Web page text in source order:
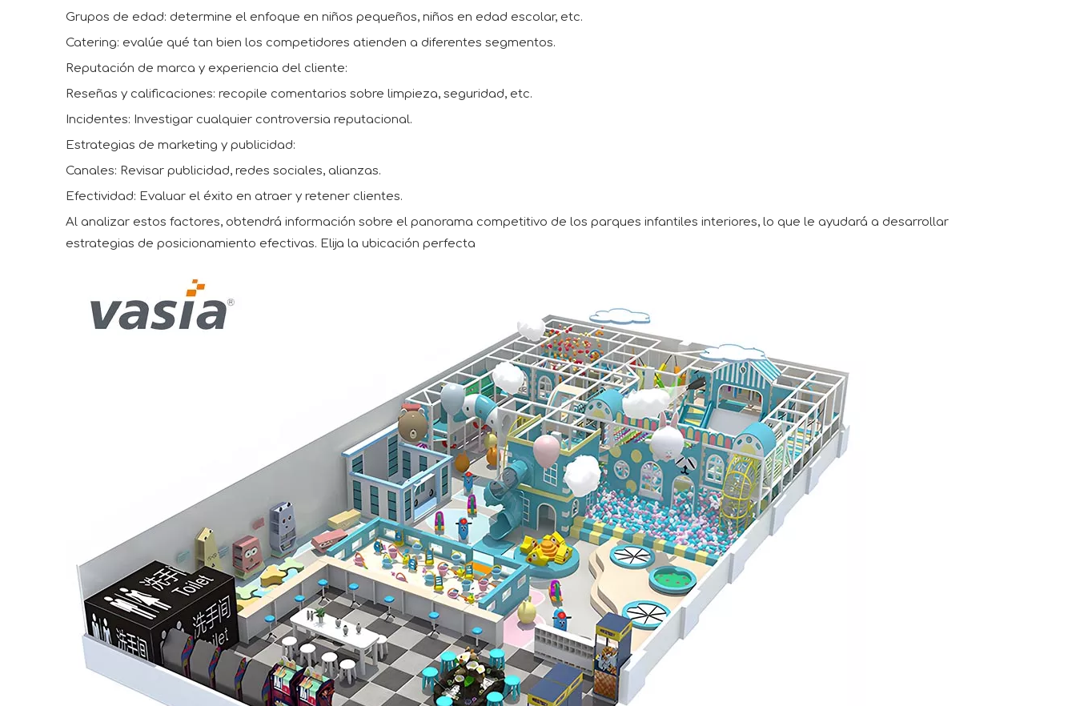
Grupos de edad: determine el enfoque en niños pequeños, niños en edad escolar, etc.
Catering: evalúe qué tan bien los competidores atienden a diferentes segmentos.
Reputación de marca y experiencia del cliente:
Reseñas y calificaciones: recopile comentarios sobre limpieza, seguridad, etc.
Incidentes: Investigar cualquier controversia reputacional.
Estrategias de marketing y publicidad:
Canales: Revisar publicidad, redes sociales, alianzas.
Efectividad: Evaluar el éxito en atraer y retener clientes.
Al analizar estos factores, obtendrá información sobre el panorama competitivo de los parques infantiles interiores, lo que le ayudará a desarrollar
estrategias de posicionamiento efectivas. Elija la ubicación perfecta